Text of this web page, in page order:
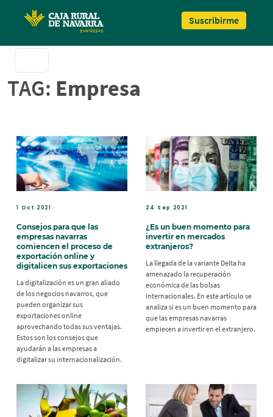
Suscribirme
TAG: Empresa
1 Oct 2021
Consejos para que las
empresas navarras
comiencen el proceso de
exportación online y
digitalicen sus exportaciones
La digitalización es un gran aliado
de los negocios navarros, que
pueden organizar sus
exportaciones online
aprovechando todas sus ventajas.
Estos son los consejos que
ayudarán a las empresas a
digitalizar su internacionalización.
24 Sep 2021
¿Es un buen momento para
invertir en mercados
extranjeros?
La llegada de la variante Delta ha
amenazado la recuperación
económica de las bolsas
internacionales. En este artículo se
analiza si es un buen momento para
que las empresas navarras
empiecen a invertir en el extranjero.